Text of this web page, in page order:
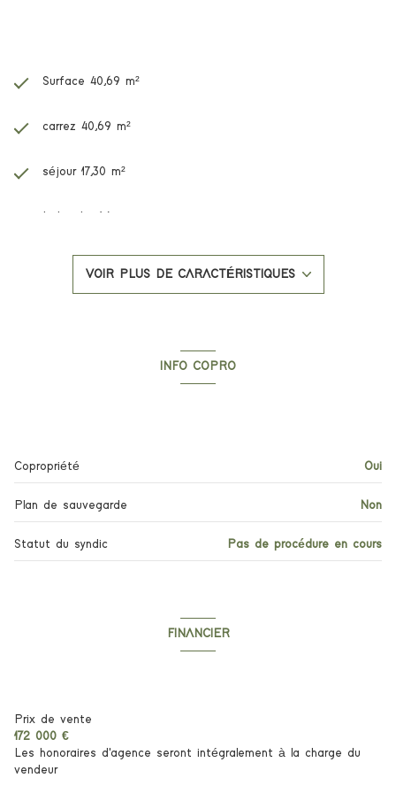
Surface 40,69 m²
carrez 40,69 m²
séjour 17,30 m²
1 chambre(s)
ascenseur
VOIR PLUS DE CARACTÉRISTIQUES
INFO COPRO
Copropriété Oui
Plan de sauvegarde Non
Statut du syndic Pas de procédure en cours
FINANCIER
Prix de vente
172 000 €
Les honoraires d'agence seront intégralement à la charge du
vendeur